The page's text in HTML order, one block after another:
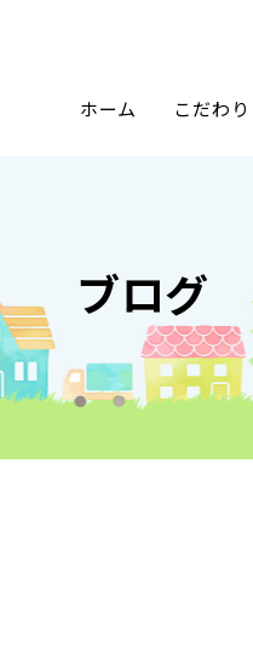
ホーム こだわり
ブログ